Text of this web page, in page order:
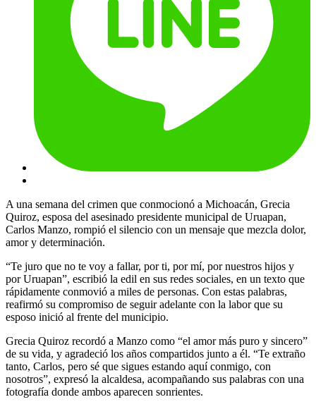
A una semana del crimen que conmocionó a Michoacán, Grecia
Quiroz, esposa del asesinado presidente municipal de Uruapan,
Carlos Manzo, rompió el silencio con un mensaje que mezcla dolor,
amor y determinación.
“Te juro que no te voy a fallar, por ti, por mí, por nuestros hijos y
por Uruapan”, escribió la edil en sus redes sociales, en un texto que
rápidamente conmovió a miles de personas. Con estas palabras,
reafirmó su compromiso de seguir adelante con la labor que su
esposo inició al frente del municipio.
Grecia Quiroz recordó a Manzo como “el amor más puro y sincero”
de su vida, y agradeció los años compartidos junto a él. “Te extraño
tanto, Carlos, pero sé que sigues estando aquí conmigo, con
nosotros”, expresó la alcaldesa, acompañando sus palabras con una
fotografía donde ambos aparecen sonrientes.